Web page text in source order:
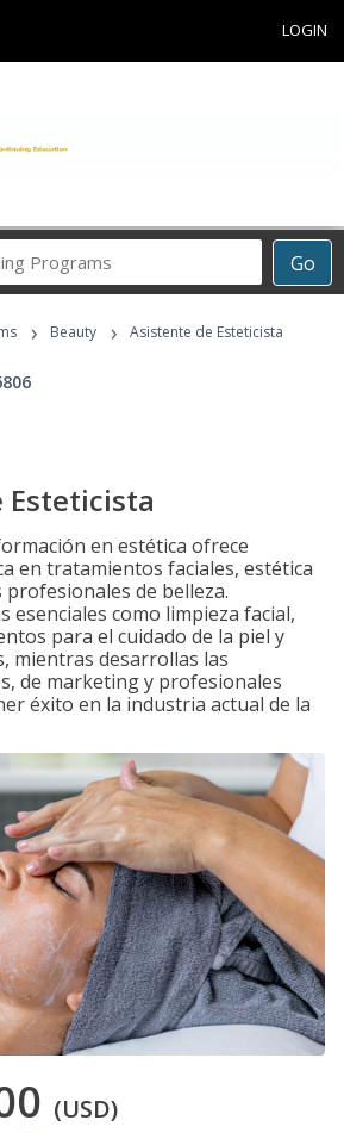
LOGIN
Go
Career
Programs
› Beauty › Asistente de Esteticista
en estética ofrece
en tratamientos faciales, estética
de belleza.
esenciales como limpieza facial,
para el cuidado de la piel y
mientras desarrollas las
de marketing y profesionales
éxito en la industria actual de la
(USD)